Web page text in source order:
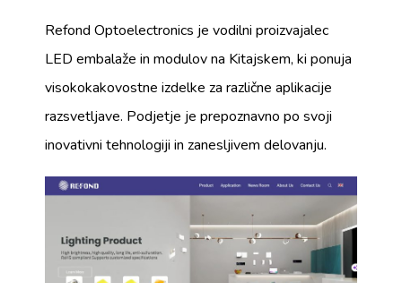
Refond Optoelectronics je vodilni proizvajalec
LED embalaže in modulov na Kitajskem, ki ponuja
visokokakovostne izdelke za različne aplikacije
razsvetljave. Podjetje je prepoznavno po svoji
inovativni tehnologiji in zanesljivem delovanju.